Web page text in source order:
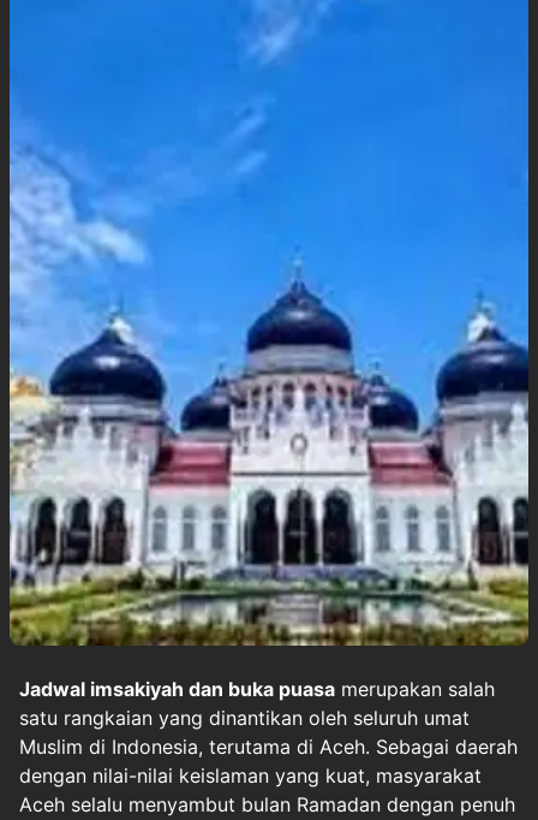
Jadwal imsakiyah dan buka puasa merupakan salah
satu rangkaian yang dinantikan oleh seluruh umat
Muslim di Indonesia, terutama di Aceh. Sebagai daerah
dengan nilai-nilai keislaman yang kuat, masyarakat
Aceh selalu menyambut bulan Ramadan dengan penuh